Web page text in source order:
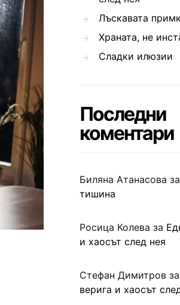
Лъскавата
Храната, не
Сладки илюзии
Последни
коментари
Биляна Атанасова за
тишина
Росица Колева за
и хаосът след нея
Стефан Димитров за
верига и хаосът